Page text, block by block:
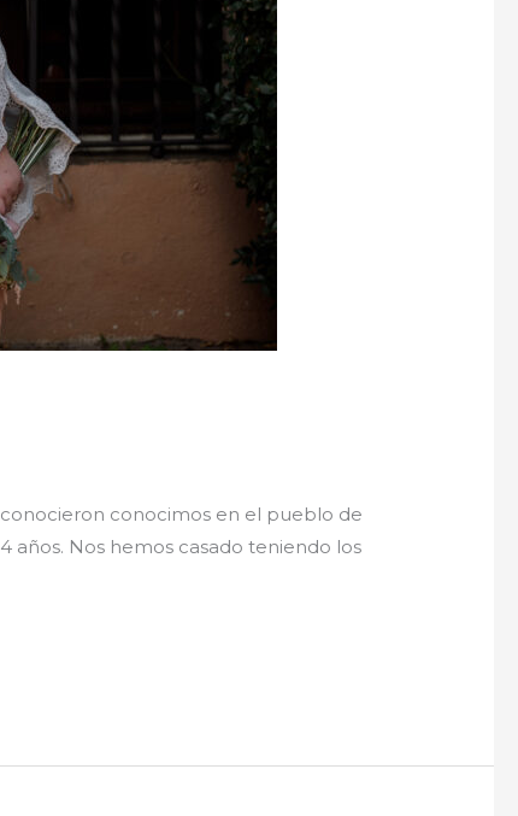
conocieron conocimos en el pueblo de
años. Nos hemos casado teniendo los